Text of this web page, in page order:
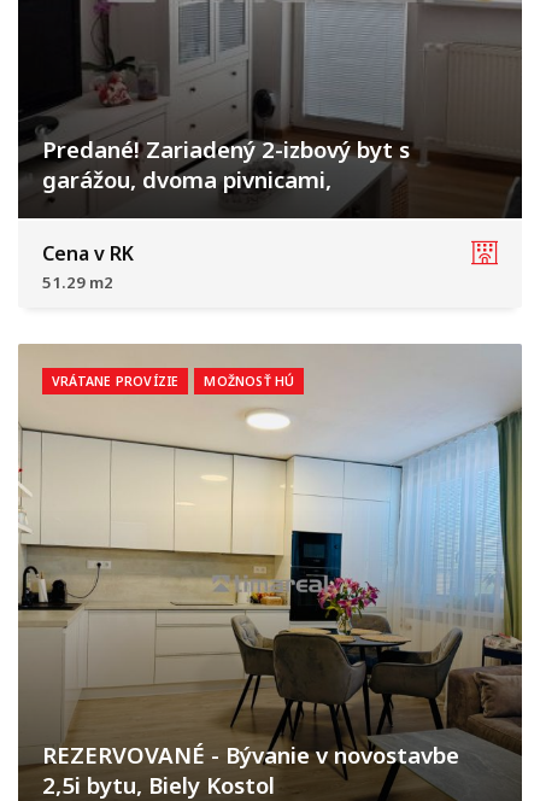
Predané! Zariadený 2-izbový byt s
garážou, dvoma pivnicami,
Dolné Dubové
Cena v RK
51.29 m2
VRÁTANE PROVÍZIE MOŽNOSŤ HÚ
REZERVOVANÉ - Bývanie v novostavbe
2,5i bytu, Biely Kostol